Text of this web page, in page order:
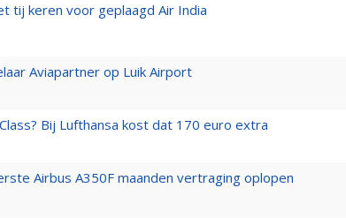
tij keren voor geplaagd Air India
Aviapartner op Luik Airport
Bij Lufthansa kost dat 170 euro extra
Airbus A350F maanden vertraging oplopen